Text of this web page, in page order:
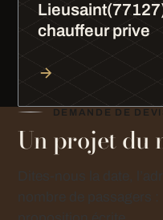
chauffeur prive
DEMANDE DE
Un projet du